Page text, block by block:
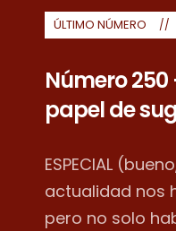
ÚLTIMO NÚMERO
Número
papel de
ESPECIAL
actualidad nos
pero no solo